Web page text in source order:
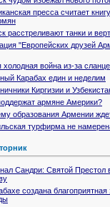
пресса считает
расстреливают танки и
"Европейских друзей
холодная война из-за
Карабах един и неделим
Киргизии и
армяне Америки?
образования Армении
турфирма не
Сандри: Святой
создана